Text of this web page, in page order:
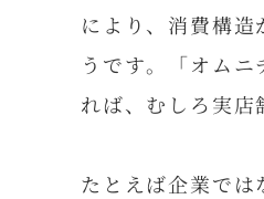
により、消費構
うです。「オム
れば、むしろ実
たとえば企業で